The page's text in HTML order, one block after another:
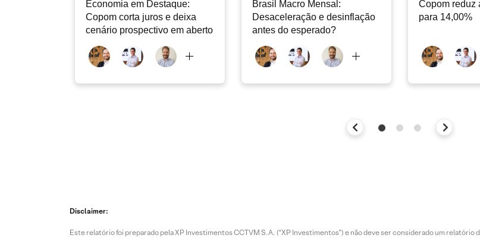
Economia em Destaque:
Copom corta juros e deixa
cenário prospectivo em aberto
Brasil Macro Mensal:
Desaceleração e desinflação
antes do esperado?
Copom reduz
para 14,00%
Disclaimer:
Este relatório foi preparado pela XP Investimentos CCTVM S.A. (“XP Investimentos”) e não deve ser considerado um